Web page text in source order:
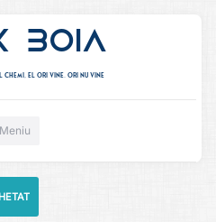
Boia
chemi, el ori vine. ori nu vine
Meniu